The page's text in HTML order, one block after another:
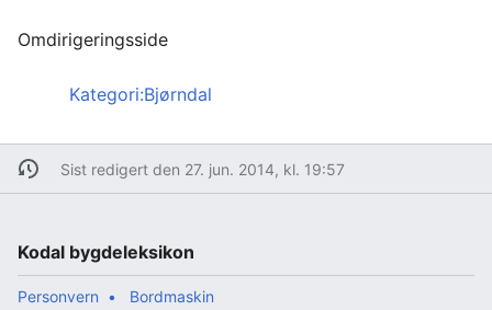
Omdirigeringsside
Kategori:Bjørndal
Sist redigert den 27. jun. 2014, kl. 19:57
Kodal bygdeleksikon
Personvern Bordmaskin